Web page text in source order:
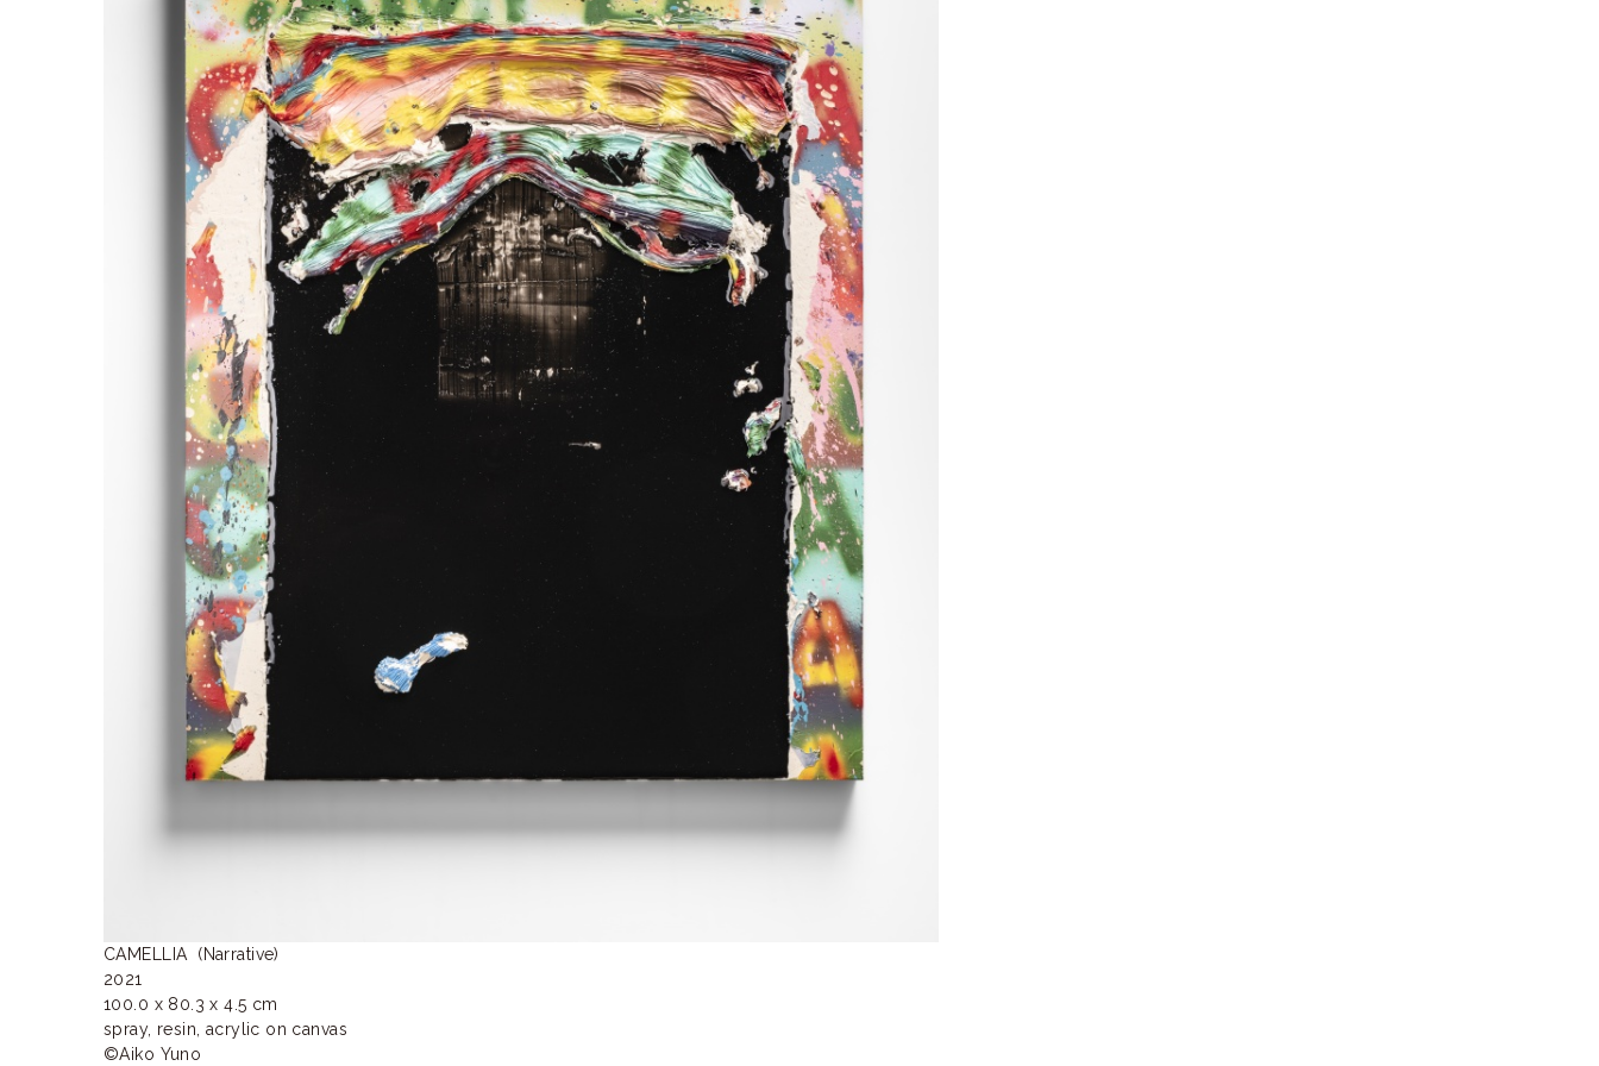
CAMELLIA  (Narrative)
2021
100.0 x 80.3 x 4.5 cm
spray, resin, acrylic on canvas
©︎Aiko Yuno